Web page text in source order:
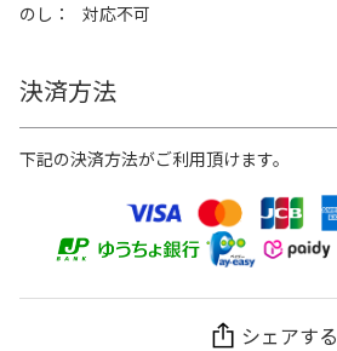
のし
対応不可
決済方法
下記の決済方法がご利用頂けます。
シェアする